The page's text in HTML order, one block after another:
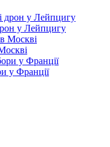
у Лейпцигу
у Франції